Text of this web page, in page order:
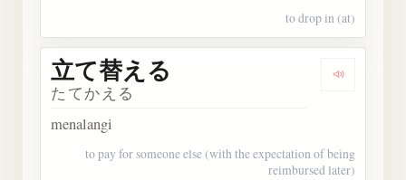
to drop in (at)
立て替える
たてかえる
menalangi
to pay for someone else (with the expectation of being
reimbursed later)